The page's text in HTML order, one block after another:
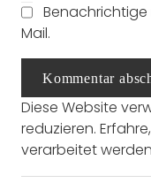
Benachrichtige
Mail.
Kommentar
Diese Website
reduzieren.
verarbeitet